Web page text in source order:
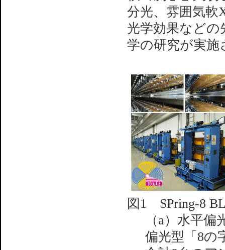
分光、雰囲気軟
光学効果など
学の研究が実
図1 SPring-8
（a）水平
偏光型「8の